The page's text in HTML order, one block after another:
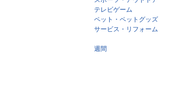
テレビゲーム
ペット・ペットグッズ
サービス・リフォーム
週間